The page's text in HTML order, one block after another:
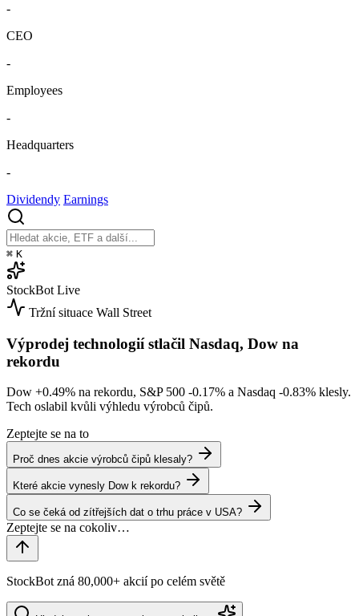
-
CEO
-
Employees
-
Headquarters
-
Dividendy Earnings
⌘ K
StockBot Live
Tržní situace Wall Street
Výprodej technologií stlačil Nasdaq, Dow na
rekordu
Dow +0.49% na rekordu, S&P 500 -0.17% a Nasdaq -0.83% klesly.
Tech oslabil kvůli výhledu výrobců čipů.
Zeptejte se na to
Proč dnes akcie výrobců čipů klesaly?
Které akcie vynesly Dow k rekordu?
Co se čeká od zítřejších dat o trhu práce v USA?
StockBot zná 80,000+ akcií po celém světě